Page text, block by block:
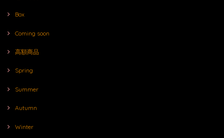
Box
Coming soon
高額商品
Spring
Summer
Autumn
Winter